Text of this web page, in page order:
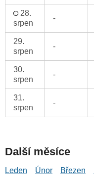
28.
srpen
-
29.
srpen
-
30.
srpen
-
31.
srpen
-
Další měsíce
Leden Únor Březen